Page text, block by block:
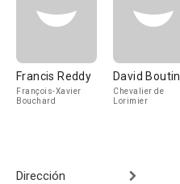
Francis Reddy
François-Xavier
Bouchard
David Boutin
Chevalier de
Lorimier
Dirección